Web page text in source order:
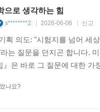
! 세상이 이토록 수학적임
셔널 서플먼트」
책은, 호기심 많고 열린 마
으로 생각하는 힘
s********2 2026-06-06 신고
획 의도: "시험지를 넘어 세
는 질문을 던지곤 합니다.
』은 바로 그 질문에 대한
나요?